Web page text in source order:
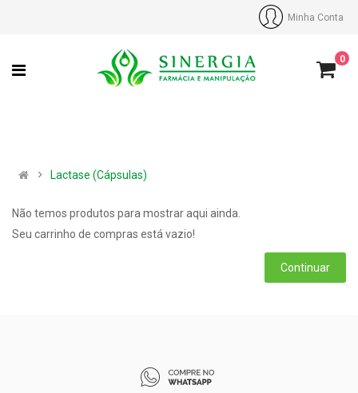
Minha Conta
0
Lactase (Cápsulas)
Não temos produtos para mostrar aqui ainda.
Seu carrinho de compras está vazio!
Continuar